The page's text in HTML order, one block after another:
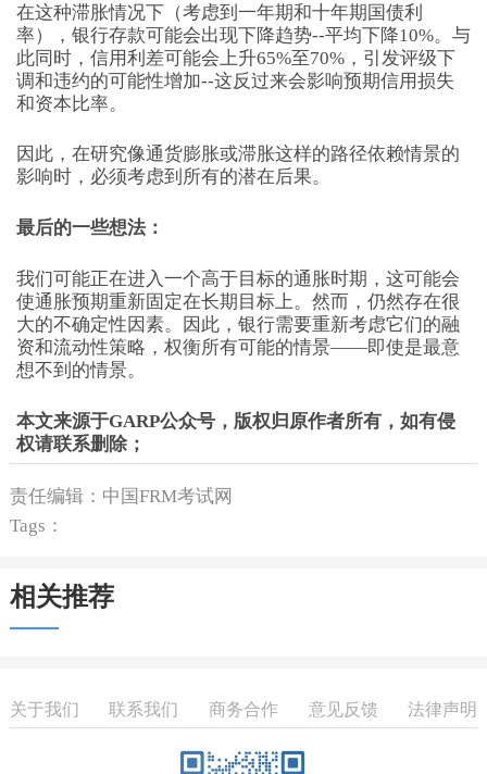
在这种滞胀情况下（考虑到一年期和十年期国债利
率），银行存款可能会出现下降趋势--平均下降10%。与
此同时，信用利差可能会上升65%至70%，引发评级下
调和违约的可能性增加--这反过来会影响预期信用损失
和资本比率。
因此，在研究像通货膨胀或滞胀这样的路径依赖情景的
影响时，必须考虑到所有的潜在后果。
最后的一些想法：
我们可能正在进入一个高于目标的通胀时期，这可能会
使通胀预期重新固定在长期目标上。然而，仍然存在很
大的不确定性因素。因此，银行需要重新考虑它们的融
资和流动性策略，权衡所有可能的情景——即使是最意
想不到的情景。
本文来源于GARP公众号，版权归原作者所有，如有侵
权请联系删除；
责任编辑：中国FRM考试网
Tags：
相关推荐
关于我们 联系我们 商务合作 意见反馈 法律声明